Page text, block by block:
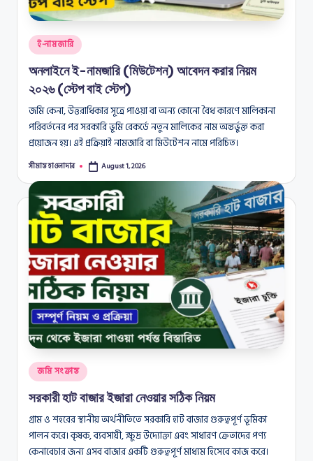
Posted
in
ই-নামজারি
অনলাইনে ই-নামজারি (মিউটেশন) আবেদন করার নিয়ম
২০২৬ (স্টেপ বাই স্টেপ)
জমি কেনা, উত্তরাধিকার সূত্রে পাওয়া বা অন্য কোনো বৈধ কারণে মালিকানা
পরিবর্তনের পর সরকারি ভূমি রেকর্ডে নতুন মালিকের নাম অন্তর্ভুক্ত করা
প্রয়োজন হয়। এই প্রক্রিয়াই নামজারি বা মিউটেশন নামে পরিচিত।
Posted
সীমান্ত হাওলাদার August 1, 2026
Posted
in
জমি সংক্রান্ত
সরকারী হাট বাজার ইজারা নেওয়ার সঠিক নিয়ম
গ্রাম ও শহরের স্থানীয় অর্থনীতিতে সরকারি হাট বাজার গুরুত্বপূর্ণ ভূমিকা
পালন করে। কৃষক, ব্যবসায়ী, ক্ষুদ্র উদ্যোক্তা এবং সাধারণ ক্রেতাদের পণ্য
কেনাবেচার জন্য এসব বাজার একটি গুরুত্বপূর্ণ মাধ্যম হিসেবে কাজ করে।